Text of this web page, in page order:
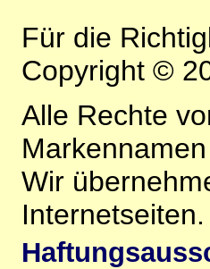
Für die
Copyright ©
Alle Rechte
Wir
Internetseiten.